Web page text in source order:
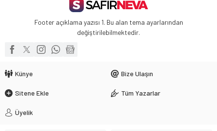
Footer açıklama yazısı 1. Bu alan tema ayarlarından
değiştirilebilmektedir.
Künye Bize Ulaşın
Sitene Ekle Tüm Yazarlar
Üyelik